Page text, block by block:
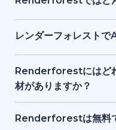
います。
デアを入力するだけで
アル、タイミング、構
画制作の事前知識は必
Renderforest は、マ
プレゼン資料、イント
ト、ストック映像、AI
ど、目的に応じてアニ
ちらも制作できます。
レンダーフォレストで
はい。Renderforest
デアをフル動画に変換
ン、ストック素材シー
Renderforestにはど
材がありますか？
Renderforest には数
動画テンプレートと、
Renderforestは無料